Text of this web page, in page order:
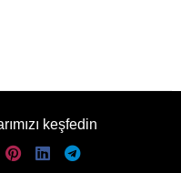
keşfedin